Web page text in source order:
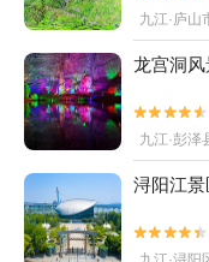
九江·庐山
龙宫洞风


九江·彭泽
浔阳江景

